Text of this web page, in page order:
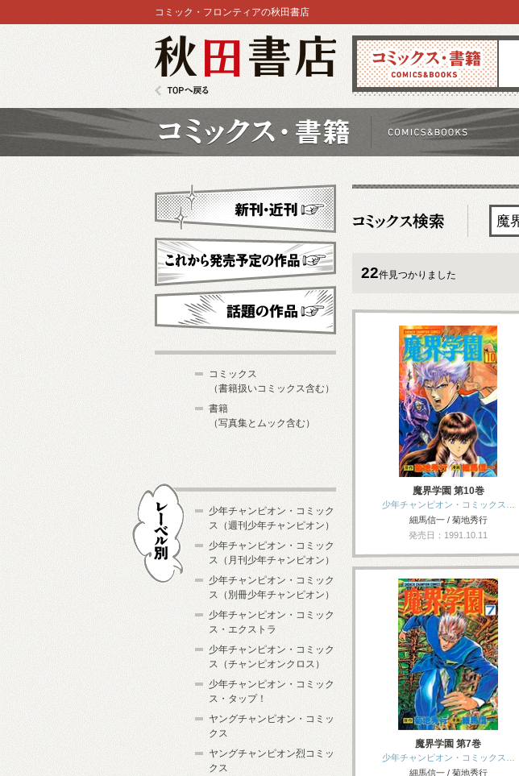
コミックス 雑誌
コミック・フロンティアの秋田書店
22件見つかりました
魔界学園 第10巻
少年チャンピオン・コミックス…
細馬信一 / 菊地秀行
発売日：1991.10.11
魔界学園 第7巻
少年チャンピオン・コミックス…
細馬信一 / 菊地秀行
新刊・近刊
これから発売予定
コミックス
（書籍扱いコミックス含む）
書籍
（写真集とムック含む）
少年チャンピオン・コミック
ス（週刊少年チャンピオン）
少年チャンピオン・コミック
ス（月刊少年チャンピオン）
少年チャンピオン・コミック
ス（別冊少年チャンピオン）
少年チャンピオン・コミック
ス・エクストラ
少年チャンピオン・コミック
ス（チャンピオンクロス）
少年チャンピオン・コミック
ス・タップ！
ヤングチャンピオン・コミッ
クス
ヤングチャンピオン烈コミッ
クス